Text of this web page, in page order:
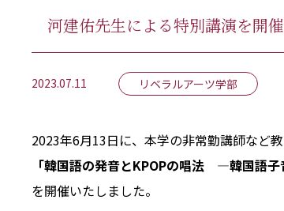
河建佑先生による特別講演を開
2023.07.11 リベラルアーツ学部
2023年6月13日に、本学の非常勤講師など
「韓国語の発音とKPOPの唱法 ―韓国語子
を開催いたしました。